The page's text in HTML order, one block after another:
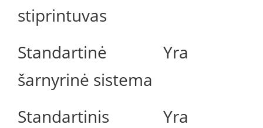
stiprintuvas
Standartinė
šarnyrinė sistema
Yra
Standartinis Yra